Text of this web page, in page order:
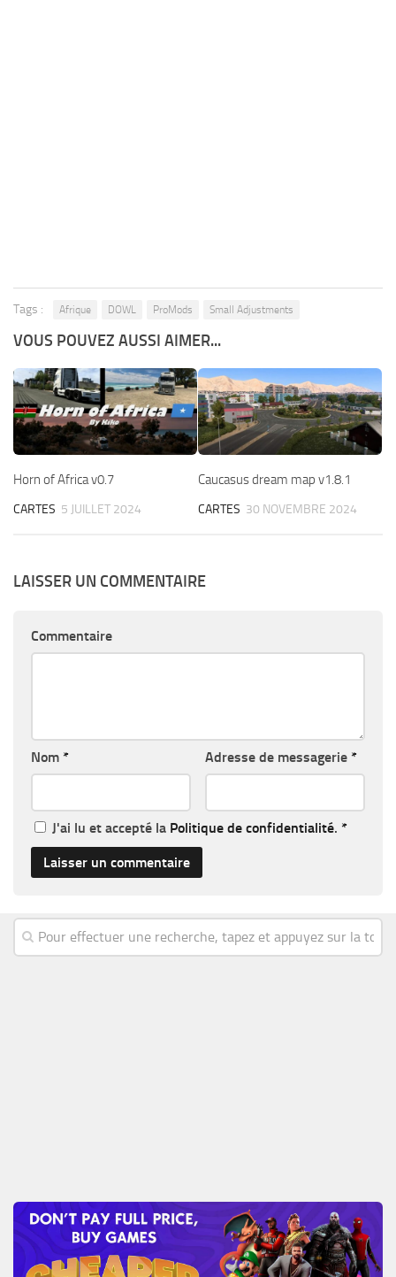
Tags : Afrique DOWL ProMods Small Adjustments
VOUS POUVEZ AUSSI AIMER...
Horn of Africa v0.7
CARTES 5 JUILLET 2024
Caucasus dream map v1.8.1
CARTES 30 NOVEMBRE 2024
LAISSER UN COMMENTAIRE
Commentaire
Nom * Adresse de messagerie *
J'ai lu et accepté la Politique de confidentialité. *